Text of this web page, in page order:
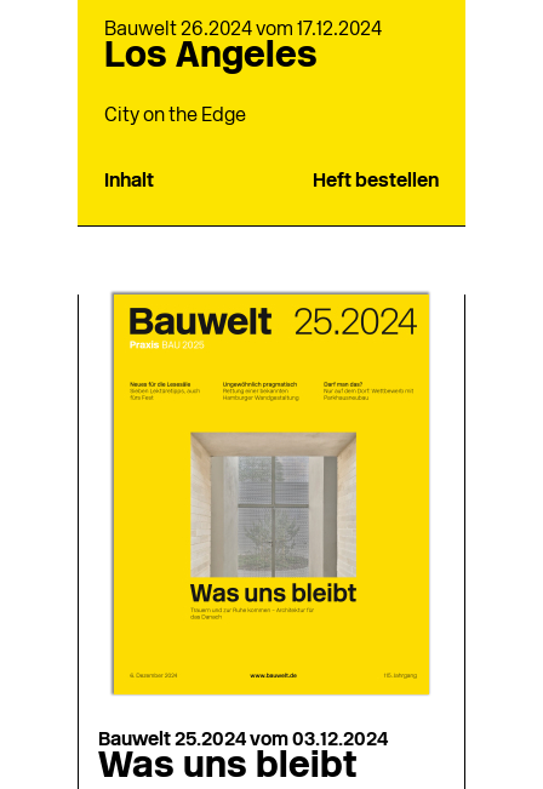
Bauwelt 26.2024 vom 17.12.2024
Los Angeles
City on the Edge
Inhalt Heft bestellen
Bauwelt 25.2024 vom 03.12.2024
Was uns bleibt